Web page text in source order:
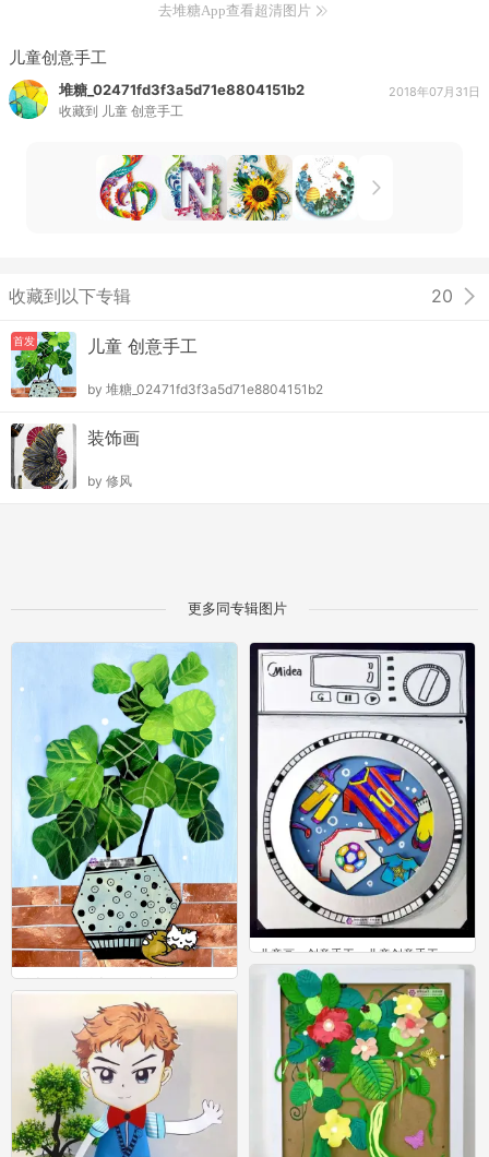
去堆糖App查看超清图片
儿童创意手工
堆糖_02471fd3f3a5d71e8804151b2
收藏到 儿童 创意手工
2018年07月31日
收藏到以下专辑 20
首发 儿童 创意手工
by 堆糖_02471fd3f3a5d71e8804151b2
装饰画
by 修风
更多同专辑图片
儿童画，创意手工，儿童创意手工
4
儿童画 创意儿童画 创意美术